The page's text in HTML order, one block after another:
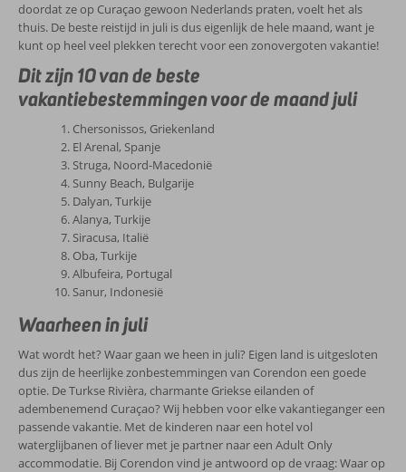
doordat ze op Curaçao gewoon Nederlands praten, voelt het als
thuis. De beste reistijd in juli is dus eigenlijk de hele maand, want je
kunt op heel veel plekken terecht voor een zonovergoten vakantie!
Dit zijn 10 van de beste
vakantiebestemmingen voor de maand juli
Chersonissos, Griekenland
El Arenal, Spanje
Struga, Noord-Macedonië
Sunny Beach, Bulgarije
Dalyan, Turkije
Alanya, Turkije
Siracusa, Italië
Oba, Turkije
Albufeira, Portugal
Sanur, Indonesië
Waarheen in juli
Wat wordt het? Waar gaan we heen in juli? Eigen land is uitgesloten
dus zijn de heerlijke zonbestemmingen van Corendon een goede
optie. De Turkse Rivièra, charmante Griekse eilanden of
adembenemend Curaçao? Wij hebben voor elke vakantieganger een
passende vakantie. Met de kinderen naar een hotel vol
waterglijbanen of liever met je partner naar een Adult Only
accommodatie. Bij Corendon vind je antwoord op de vraag: Waar op